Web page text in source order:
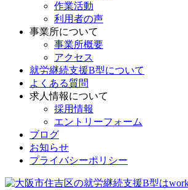
作業活動
利用者の声
事業所について
事業所概要
アクセス
就労継続支援B型について
よくある質問
求人情報について
採用情報
エントリーフォーム
ブログ
お知らせ
プライバシーポリシー